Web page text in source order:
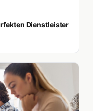
Dienstleister